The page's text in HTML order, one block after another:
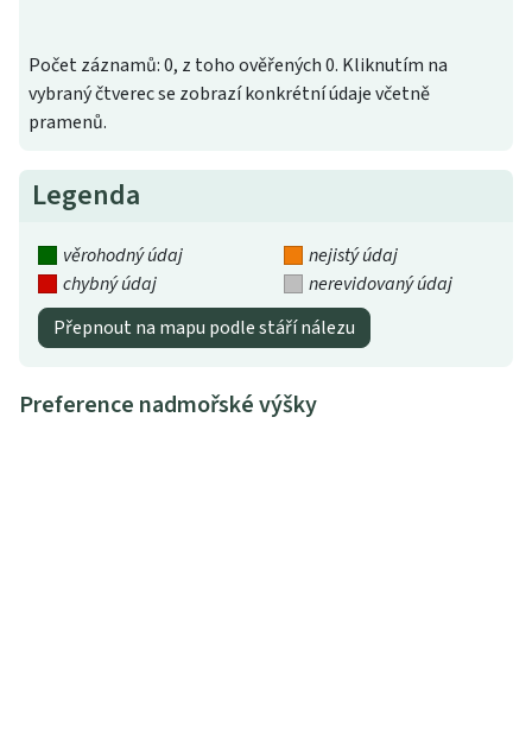
Počet záznamů: 0, z toho ověřených 0. Kliknutím na
vybraný čtverec se zobrazí konkrétní údaje včetně
pramenů.
Legenda
věrohodný údaj
nejistý údaj
chybný údaj
nerevidovaný údaj
Přepnout na mapu podle stáří nálezu
Preference nadmořské výšky